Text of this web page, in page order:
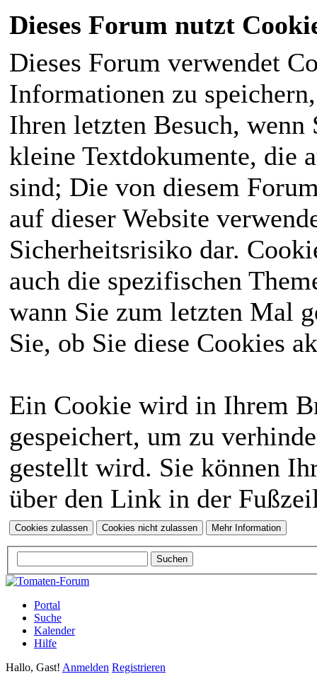
Dieses Forum nutzt
Dieses Forum verwendet
Informationen zu
Ihren letzten Besuch,
kleine Textdokumente, die
sind; Die von diesem
auf dieser Website
Sicherheitsrisiko dar.
auch die spezifischen
wann Sie zum letzten Mal
Sie, ob Sie diese Cookies
Ein Cookie wird in Ihrem
gespeichert, um zu
gestellt wird. Sie können
über den Link in der
Portal
Suche
Kalender
Hilfe
Hallo, Gast! Anmelden Registrieren